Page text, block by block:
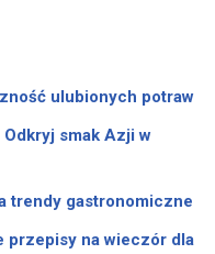
ulubionych potraw
smak Azji w
trendy gastronomiczne
przepisy na wieczór dla